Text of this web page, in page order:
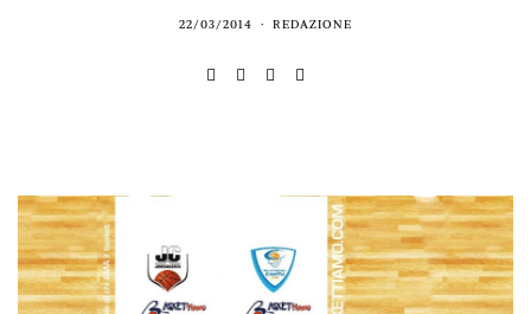
22/03/2014 REDAZIONE